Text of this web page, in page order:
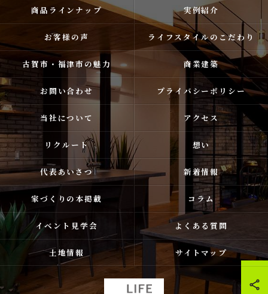
商品ラインナップ 実例紹介
お客様の声 ライフスタイルのこだわり
古賀市・福津市の魅力 商業建築
お問い合わせ プライバシーポリシー
当社について アクセス
リクルート 想い
代表あいさつ 新着情報
家づくりの本掲載 コラム
イベント見学会 よくある質問
土地情報 サイトマップ